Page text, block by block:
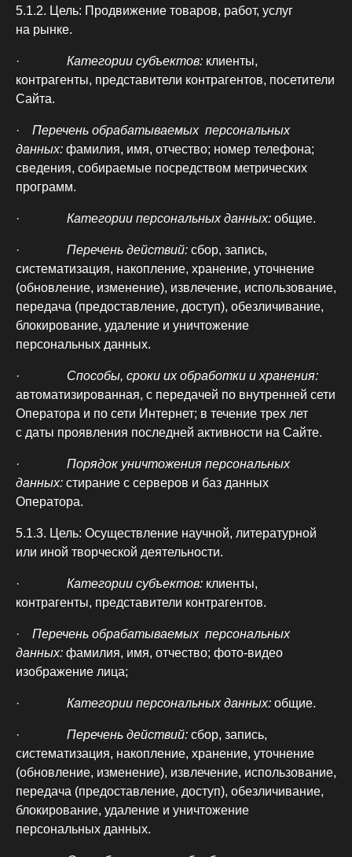
5.1.2. Цель: Продвижение товаров, работ, услуг
на рынке.
· Категории субъектов: клиенты,
контрагенты, представители контрагентов, посетители
Сайта.
· Перечень обрабатываемых персональных
данных: фамилия, имя, отчество; номер телефона;
сведения, собираемые посредством метрических
программ.
· Категории персональных данных: общие.
· Перечень действий: сбор, запись,
систематизация, накопление, хранение, уточнение
(обновление, изменение), извлечение, использование,
передача (предоставление, доступ), обезличивание,
блокирование, удаление и уничтожение
персональных данных.
· Способы, сроки их обработки и хранения:
автоматизированная, с передачей по внутренней сети
Оператора и по сети Интернет; в течение трех лет
с даты проявления последней активности на Сайте.
· Порядок уничтожения персональных
данных: стирание с серверов и баз данных
Оператора.
5.1.3. Цель: Осуществление научной, литературной
или иной творческой деятельности.
· Категории субъектов: клиенты,
контрагенты, представители контрагентов.
· Перечень обрабатываемых персональных
данных: фамилия, имя, отчество; фото-видео
изображение лица;
· Категории персональных данных: общие.
· Перечень действий: сбор, запись,
систематизация, накопление, хранение, уточнение
(обновление, изменение), извлечение, использование,
передача (предоставление, доступ), обезличивание,
блокирование, удаление и уничтожение
персональных данных.